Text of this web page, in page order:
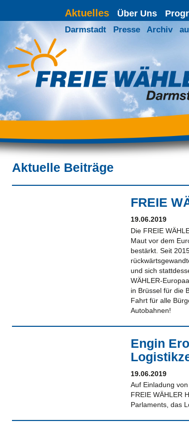
Aktuelles Über Uns
Darmstadt Presse Archiv
Aktuelle Beiträge
FREIE
19.06.2019
Die FREIE
Maut vor dem
bestärkt. Seit
und sich
WÄHLER-
in Brüssel für die
Fahrt für alle
Autobahnen!
Engin
19.06.2019
Auf Einladung
FREIE WÄHLER
Parlaments, das